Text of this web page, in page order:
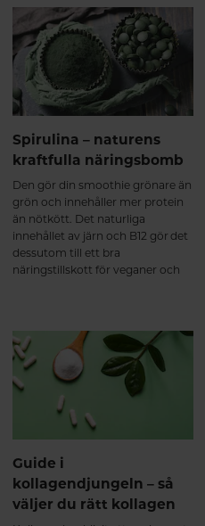
Spirulina – naturens
kraftfulla näringsbomb
Den gör din smoothie grönare än
grön och innehåller mer protein
än nötkött. Det naturliga
innehållet av järn och B12 gör det
dessutom till ett bra
näringstillskott för veganer och
Guide i
kollagendjungeln – så
väljer du rätt kollagen